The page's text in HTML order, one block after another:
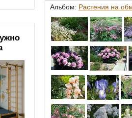
Альбом: Растения на